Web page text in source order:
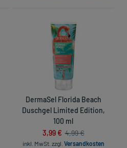
DermaSel Florida Beach
Duschgel Limited Edition,
100 ml
3,99 € 4,99 €
inkl. MwSt. zzgl. Versandkosten